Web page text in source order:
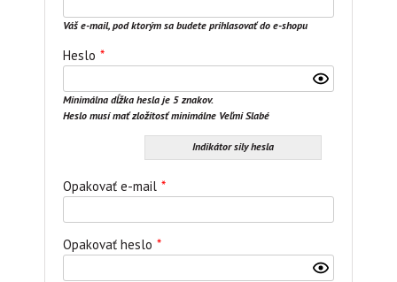
Váš e-mail, pod ktorým sa budete prihlasovať do e-shopu
Heslo *
Minimálna dĺžka hesla je 5 znakov.
Heslo musí mať zložitosť minimálne Veľmi Slabé
Indikátor sily hesla
Opakovať e-mail *
Opakovať heslo *